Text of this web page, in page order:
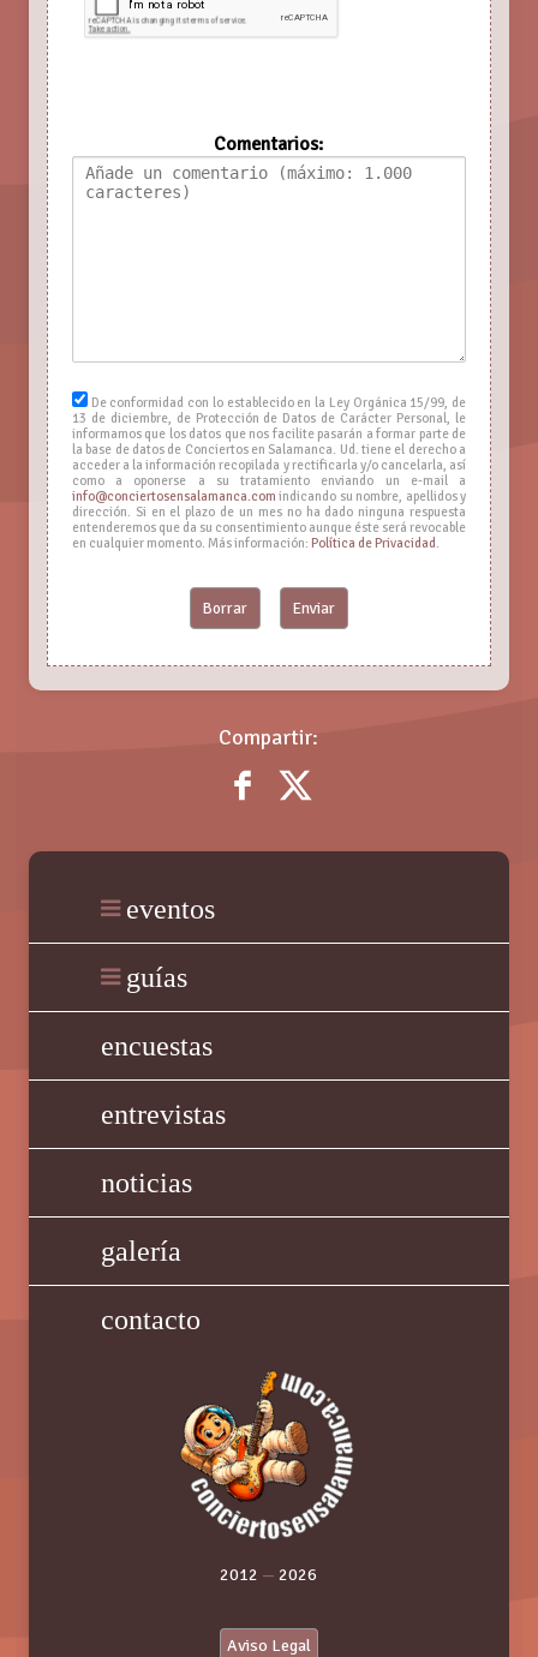
Comentarios:
De conformidad con lo establecido en la Ley Orgánica 15/99, de
13 de diciembre, de Protección de Datos de Carácter Personal, le
informamos que los datos que nos facilite pasarán a formar parte de
la base de datos de Conciertos en Salamanca. Ud. tiene el derecho a
acceder a la información recopilada y rectificarla y/o cancelarla, así
como a oponerse a su tratamiento enviando un e-mail a
info@conciertosensalamanca.comindicando su nombre, apellidos y
dirección. Si en el plazo de un mes no ha dado ninguna respuesta
entenderemos que da su consentimiento aunque éste será revocable
en cualquier momento. Más información: Política de Privacidad
Borrar Enviar
Compartir:
eventos
guías
encuestas
entrevistas
noticias
galería
contacto
2012 — 2026
Aviso Legal